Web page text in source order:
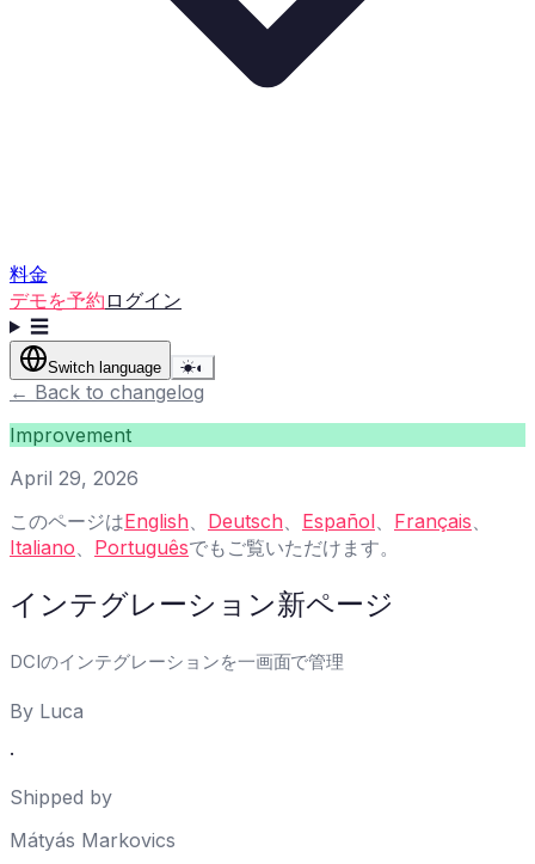
料金
デモを予約 ログイン
☰
Switch language ☀◐
← Back to changelog
Improvement
April 29, 2026
このページはEnglish、 Deutsch、 Español、 Français、
Italiano、 Portuguêsでもご覧いただけます。
インテグレーション新ページ
DCIのインテグレーションを一画面で管理
By Luca
·
Shipped by
Mátyás Markovics